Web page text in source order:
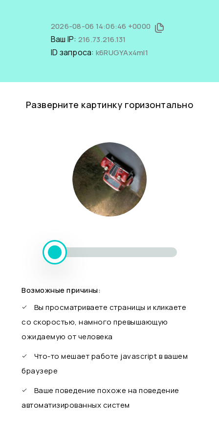
2026-08-06 14:06:46 +0000
Ваш IP: 216.73.216.131
ID запроса: k6RUGYAx4mI1
Разверните картинку горизонтально
Возможные причины:
Вы просматриваете страницы и кликаете
со скоростью, намного превышающую
ожидаемую от человека
Что-то мешает работе javascript в вашем
браузере
Ваше поведение похоже на поведение
автоматизированных систем